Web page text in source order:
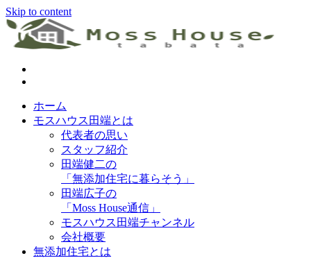
Skip to content
神戸市・明石市の注文住宅工務店 無添加住宅専門モスハウス
田端
ホーム
モスハウス田端とは
代表者の思い
スタッフ紹介
田端健二の
「無添加住宅に暮らそう」
田端広子の
「Moss House通信」
モスハウス田端チャンネル
会社概要
無添加住宅とは